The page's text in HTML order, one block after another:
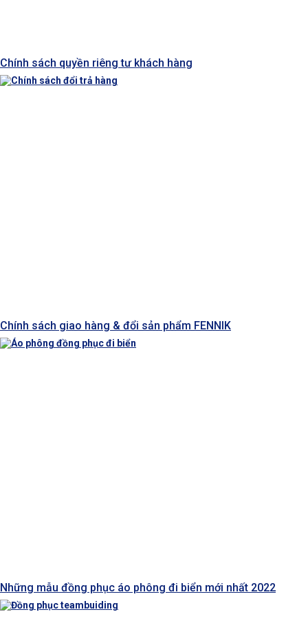
Chính sách quyền riêng tư khách hàng
Chính sách giao hàng & đổi sản phẩm FENNIK
Những mẫu đồng phục áo phông đi biển mới nhất 2022